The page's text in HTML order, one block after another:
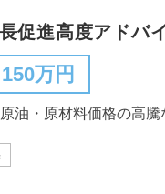
促進高度アドバ
150万円